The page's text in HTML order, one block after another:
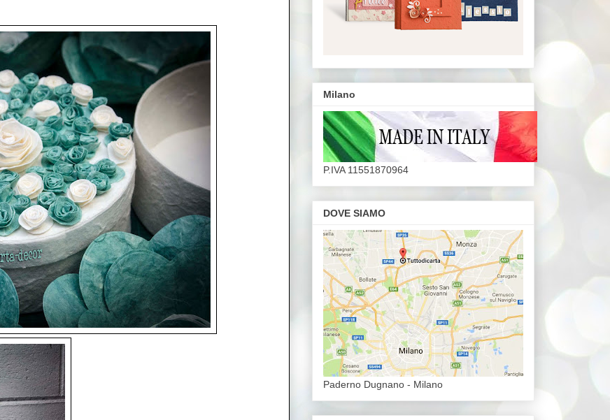
Milano
P.IVA 11551870964
DOVE SIAMO
Paderno Dugnano - Milano